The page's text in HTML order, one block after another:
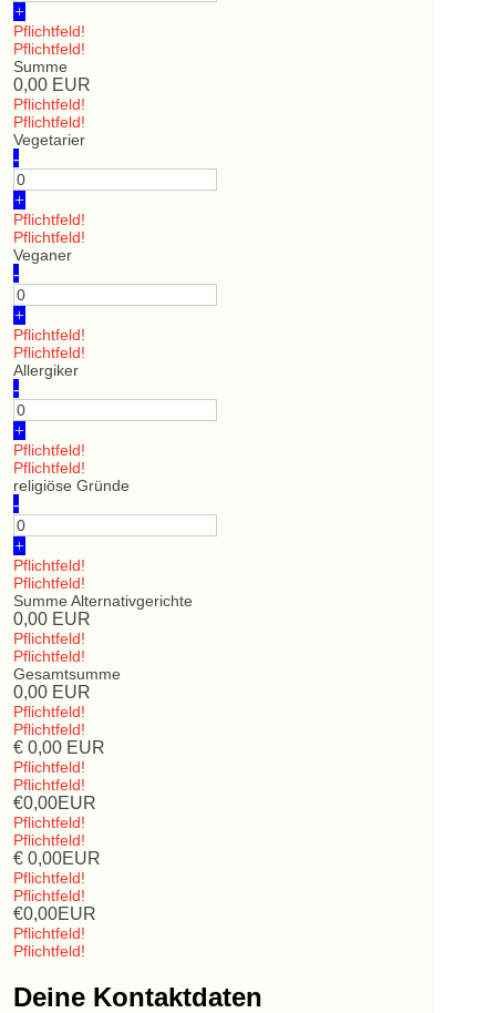
+
Pflichtfeld!
Pflichtfeld!
Summe
0,00EUR
Pflichtfeld!
Pflichtfeld!
Vegetarier
-
+
Pflichtfeld!
Pflichtfeld!
Veganer
-
+
Pflichtfeld!
Pflichtfeld!
Allergiker
-
+
Pflichtfeld!
Pflichtfeld!
religiöse Gründe
-
+
Pflichtfeld!
Pflichtfeld!
Summe Alternativgerichte
0,00EUR
Pflichtfeld!
Pflichtfeld!
Gesamtsumme
0,00EUR
Pflichtfeld!
Pflichtfeld!
€ 0,00EUR
Pflichtfeld!
Pflichtfeld!
€0,00EUR
Pflichtfeld!
Pflichtfeld!
€ 0,00EUR
Pflichtfeld!
Pflichtfeld!
€0,00EUR
Pflichtfeld!
Pflichtfeld!
Deine Kontaktdaten